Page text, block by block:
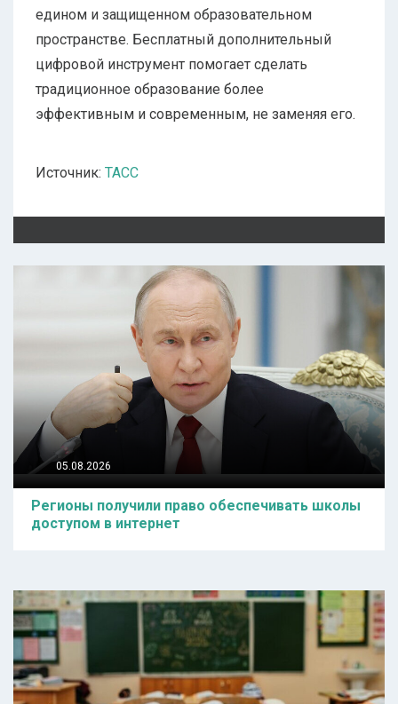
едином и защищенном образовательном
пространстве. Бесплатный дополнительный
цифровой инструмент помогает сделать
традиционное образование более
эффективным и современным, не заменяя его.
Источник: ТАСС
05.08.2026
Регионы получили право обеспечивать школы
доступом в интернет